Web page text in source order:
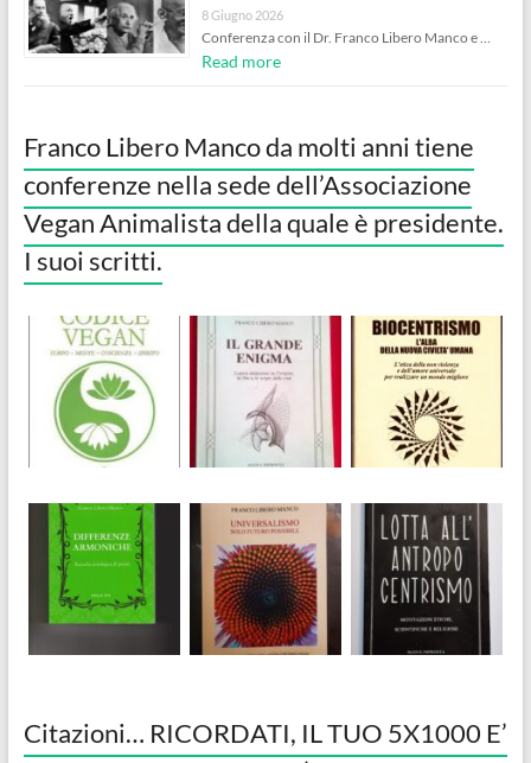
8 Giugno 2026
Conferenza con il Dr. Franco Libero Manco e …
Read more
Franco Libero Manco da molti anni tiene
conferenze nella sede dell’Associazione
Vegan Animalista della quale è presidente.
I suoi scritti.
Citazioni… RICORDATI, IL TUO 5X1000 E’